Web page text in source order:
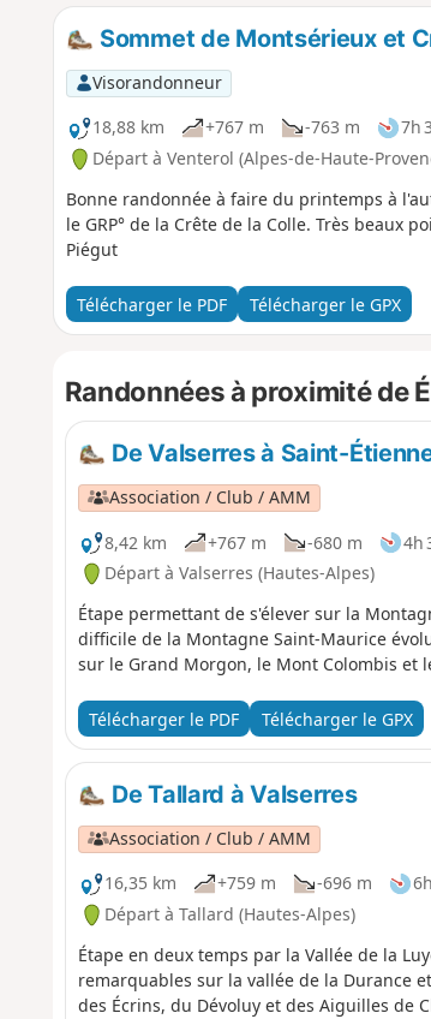
Sommet de Montsérieux et
Visorandonneur
18,88 km
+767 m -763 m 7h
Départ à Venterol (Alpes-de-Haute-
Bonne randonnée à faire du printemps à
le GRP° de la Crête de la Colle. Très beaux
Piégut
Télécharger le PDF Télécharger le GPX
Randonnées à proximité de
De Valserres à Saint-
Association / Club / AMM
8,42 km
+767 m -680 m 4h
Départ à Valserres (Hautes-Alpes)
Étape permettant de s'élever sur la
difficile de la Montagne Saint-Maurice
sur le Grand Morgon, le Mont Colombis et
Télécharger le PDF Télécharger le GPX
De Tallard à Valserres
Association / Club / AMM
16,35 km
+759 m -696 m
Départ à Tallard (Hautes-Alpes)
Étape en deux temps par la Vallée de la
remarquables sur la vallée de la Durance
des Écrins, du Dévoluy et des Aiguilles de